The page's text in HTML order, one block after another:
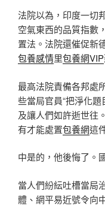
法院以為，印度一切
空氣東西的品質指數
置法。法院還催促新
包養感情里包養網VIP
最高法院責備各邦處
些當局官員“把淨化
及讓人們如許逝世往
有才能處置包養網這
中是的，他後悔了。
當人們紛紜吐槽當局
體、網平易近號令向